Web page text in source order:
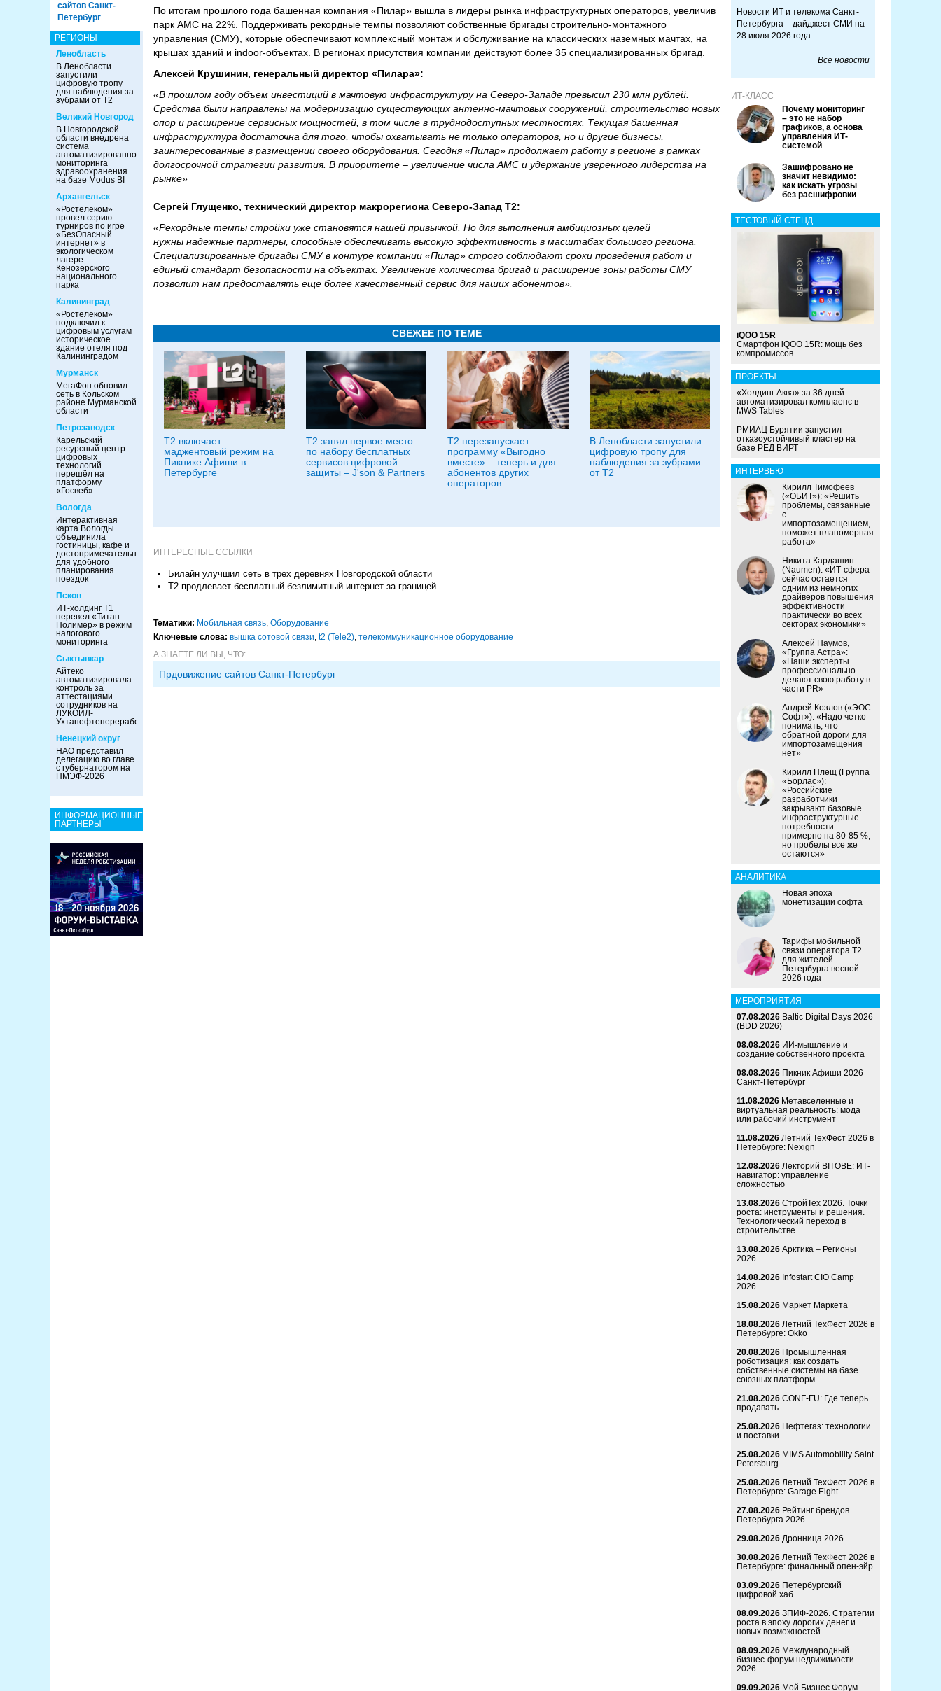
сайтов Санкт-
Петербург
РЕГИОНЫ
Ленобласть
В Ленобласти
запустили
цифровую тропу
для наблюдения за
зубрами от Т2
Великий Новгород
В Новгородской
области внедрена
система
автоматизированного
мониторинга
здравоохранения
на базе Modus BI
Архангельск
«Ростелеком»
провел серию
турниров по игре
«БезОпасный
интернет» в
экологическом
лагере
Кенозерского
национального
парка
Калининград
«Ростелеком»
подключил к
цифровым услугам
историческое
здание отеля под
Калининградом
Мурманск
МегаФон обновил
сеть в Кольском
районе Мурманской
области
Петрозаводск
Карельский
ресурсный центр
цифровых
технологий
перешёл на
платформу
«Госвеб»
Вологда
Интерактивная
карта Вологды
объединила
гостиницы, кафе и
достопримечательности
для удобного
планирования
поездок
Псков
ИТ-холдинг Т1
перевел «Титан-
Полимер» в режим
налогового
мониторинга
Сыктывкар
Айтеко
автоматизировала
контроль за
аттестациями
сотрудников на
ЛУКОЙЛ-
Ухтанефтепереработка
Ненецкий округ
НАО представил
делегацию во главе
с губернатором на
ПМЭФ-2026
ИНФОРМАЦИОННЫЕ
ПАРТНЕРЫ
По итогам прошлого года башенная компания «Пилар» вышла в лидеры рынка инфраструктурных операторов, увеличив
парк АМС на 22%. Поддерживать рекордные темпы позволяют собственные бригады строительно-монтажного
управления (СМУ), которые обеспечивают комплексный монтаж и обслуживание на классических наземных мачтах, на
крышах зданий и indoor-объектах. В регионах присутствия компании действуют более 35 специализированных бригад.
Алексей Крушинин, генеральный директор «Пилара»:
«В прошлом году объем инвестиций в мачтовую инфраструктуру на Северо-Западе превысил 230 млн рублей.
Средства были направлены на модернизацию существующих антенно-мачтовых сооружений, строительство новых
опор и расширение сервисных мощностей, в том числе в труднодоступных местностях. Текущая башенная
инфраструктура достаточна для того, чтобы охватывать не только операторов, но и другие бизнесы,
заинтересованные в размещении своего оборудования. Сегодня «Пилар» продолжает работу в регионе в рамках
долгосрочной стратегии развития. В приоритете – увеличение числа АМС и удержание уверенного лидерства на
рынке»
Сергей Глущенко, технический директор макрорегиона Северо-Запад T2:
«Рекордные темпы стройки уже становятся нашей привычкой. Но для выполнения амбициозных целей
нужны надежные партнеры, способные обеспечивать высокую эффективность в масштабах большого региона.
Специализированные бригады СМУ в контуре компании «Пилар» строго соблюдают сроки проведения работ и
единый стандарт безопасности на объектах. Увеличение количества бригад и расширение зоны работы СМУ
позволит нам предоставлять еще более качественный сервис для наших абонентов».
СВЕЖЕЕ ПО ТЕМЕ
Т2 включает
маджентовый режим на
Пикнике Афиши в
Петербурге
Т2 занял первое место
по набору бесплатных
сервисов цифровой
защиты – J'son & Partners
Т2 перезапускает
программу «Выгодно
вместе» – теперь и для
абонентов других
операторов
В Ленобласти запустили
цифровую тропу для
наблюдения за зубрами
от Т2
ИНТЕРЕСНЫЕ ССЫЛКИ
Билайн улучшил сеть в трех деревнях Новгородской области
Т2 продлевает бесплатный безлимитный интернет за границей
Тематики: Мобильная связь, Оборудование
Ключевые слова: вышка сотовой связи, t2 (Tele2), телекоммуникационное оборудование
А ЗНАЕТЕ ЛИ ВЫ, ЧТО:
Прдовижение сайтов Санкт-Петербург
Новости ИТ и телекома Санкт-
Петербурга – дайджест СМИ на
28 июля 2026 года
Все новости
ИТ-КЛАСС
Почему мониторинг
– это не набор
графиков, а основа
управления ИТ-
системой
Зашифровано не
значит невидимо:
как искать угрозы
без расшифровки
ТЕСТОВЫЙ СТЕНД
iQOO 15R
Смартфон iQOO 15R: мощь без
компромиссов
ПРОЕКТЫ
«Холдинг Аква» за 36 дней
автоматизировал комплаенс в
MWS Tables
РМИАЦ Бурятии запустил
отказоустойчивый кластер на
базе РЕД ВИРТ
ИНТЕРВЬЮ
Кирилл Тимофеев
(«ОБИТ»): «Решить
проблемы, связанные
с
импортозамещением,
поможет планомерная
работа»
Никита Кардашин
(Naumen): «ИТ-сфера
сейчас остается
одним из немногих
драйверов повышения
эффективности
практически во всех
секторах экономики»
Алексей Наумов,
«Группа Астра»:
«Наши эксперты
профессионально
делают свою работу в
части PR»
Андрей Козлов («ЭОС
Софт»): «Надо четко
понимать, что
обратной дороги для
импортозамещения
нет»
Кирилл Плещ (Группа
«Борлас»):
«Российские
разработчики
закрывают базовые
инфраструктурные
потребности
примерно на 80-85 %,
но пробелы все же
остаются»
АНАЛИТИКА
Новая эпоха
монетизации софта
Тарифы мобильной
связи оператора Т2
для жителей
Петербурга весной
2026 года
МЕРОПРИЯТИЯ
07.08.2026 Baltic Digital Days 2026
(BDD 2026)
08.08.2026 ИИ-мышление и
создание собственного проекта
08.08.2026 Пикник Афиши 2026
Санкт-Петербург
11.08.2026 Метавселенные и
виртуальная реальность: мода
или рабочий инструмент
11.08.2026 Летний ТехФест 2026 в
Петербурге: Nexign
12.08.2026 Лекторий BITOBE: ИТ-
навигатор: управление
сложностью
13.08.2026 СтройТех 2026. Точки
роста: инструменты и решения.
Технологический переход в
строительстве
13.08.2026 Арктика – Регионы
2026
14.08.2026 Infostart CIO Camp
2026
15.08.2026 Маркет Маркета
18.08.2026 Летний ТехФест 2026 в
Петербурге: Okko
20.08.2026 Промышленная
роботизация: как создать
собственные системы на базе
союзных платформ
21.08.2026 CONF-FU: Где теперь
продавать
25.08.2026 Нефтегаз: технологии
и поставки
25.08.2026 MIMS Automobility Saint
Petersburg
25.08.2026 Летний ТехФест 2026 в
Петербурге: Garage Eight
27.08.2026 Рейтинг брендов
Петербурга 2026
29.08.2026 Дронница 2026
30.08.2026 Летний ТехФест 2026 в
Петербурге: финальный опен-эйр
03.09.2026 Петербургский
цифровой хаб
08.09.2026 ЗПИФ-2026. Стратегии
роста в эпоху дорогих денег и
новых возможностей
08.09.2026 Международный
бизнес-форум недвижимости
2026
09.09.2026 Мой Бизнес Форум